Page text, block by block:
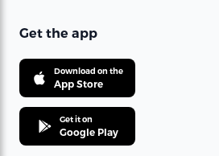
Get the app
Download on the
App Store
Get it on
Google Play